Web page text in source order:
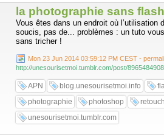
la photographie sans flash
Vous êtes dans un endroit où l’utilisation
soucis, pas de... problèmes : un tuto
sans tricher !
Mon 23 Jun 2014 03:59:12 PM CEST -
http://unesourisetmoi.tumblr.com/post/
APN blog.unesourisetmoi.info
photographie
photoshop
unesourisetmoi.tumblr.com